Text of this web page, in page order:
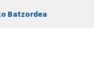
Batzordea